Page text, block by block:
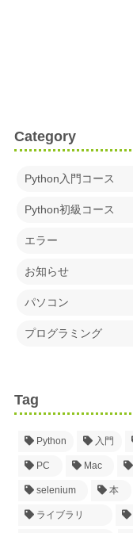
Category
Python入門コース
Python初級コース
エラー
お知らせ
パソコン
プログラミング
Tag
Python 入門
PC Mac
selenium 本
ライブラリ